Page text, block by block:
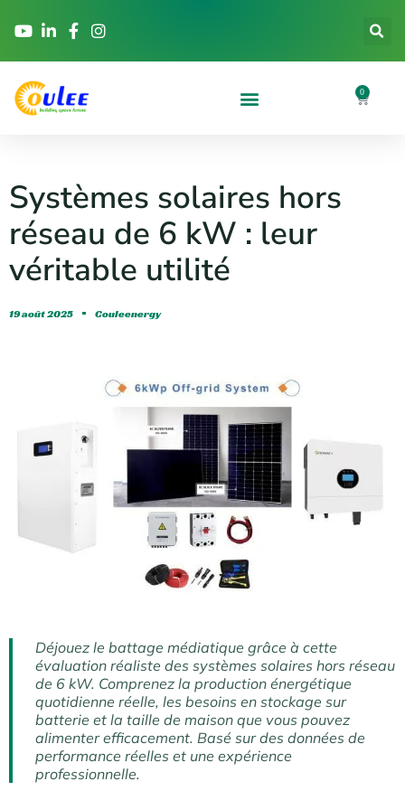
0
Systèmes solaires hors
réseau de 6 kW : leur
véritable utilité
19 août 2025 Couleenergy
Déjouez le battage médiatique grâce à cette
évaluation réaliste des systèmes solaires hors réseau
de 6 kW. Comprenez la production énergétique
quotidienne réelle, les besoins en stockage sur
batterie et la taille de maison que vous pouvez
alimenter efficacement. Basé sur des données de
performance réelles et une expérience
professionnelle.